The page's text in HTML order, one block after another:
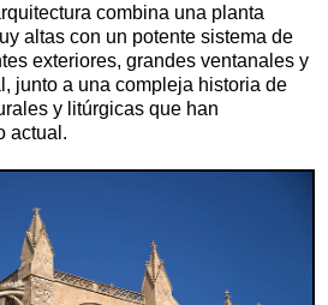
combina una planta
altas con un potente sistema de
exteriores, grandes ventanales y
junto a una compleja historia de
y litúrgicas que han
actual.